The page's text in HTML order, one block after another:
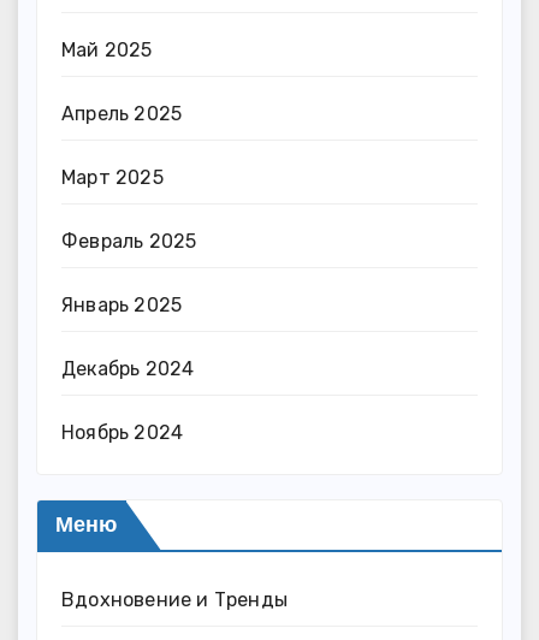
Май 2025
Апрель 2025
Март 2025
Февраль 2025
Январь 2025
Декабрь 2024
Ноябрь 2024
Меню
Вдохновение и Тренды